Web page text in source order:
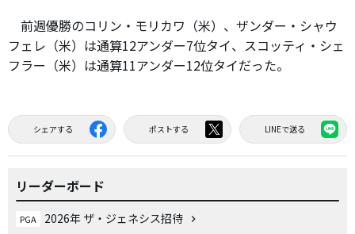
前週優勝のコリン・モリカワ（米）、ザンダー・シャウ
フェレ（米）は通算12アンダー7位タイ、スコッティ・シェ
フラー（米）は通算11アンダー12位タイだった。
シェアする ポストする LINEで送る
リーダーボード
PGA 2026年 ザ・ジェネシス招待